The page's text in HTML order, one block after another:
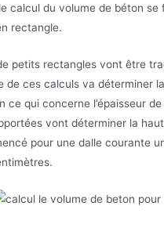
calcul du volume de béton se
rectangle.
petits rectangles vont être
de ces calculs va déterminer
ce qui concerne l’épaisseur
vont déterminer la
pour une dalle courante